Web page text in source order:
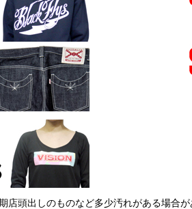
店頭出しのものなど多少汚れがある場合が